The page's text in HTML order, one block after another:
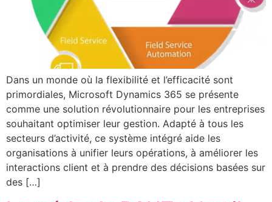
Dans un monde où la flexibilité et l’efficacité sont
primordiales, Microsoft Dynamics 365 se présente
comme une solution révolutionnaire pour les entreprises
souhaitant optimiser leur gestion. Adapté à tous les
secteurs d’activité, ce système intégré aide les
organisations à unifier leurs opérations, à améliorer les
interactions client et à prendre des décisions basées sur
des […]